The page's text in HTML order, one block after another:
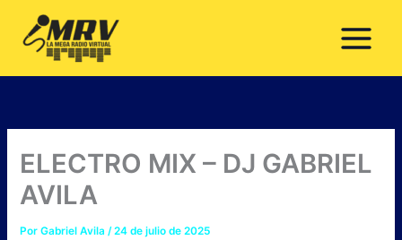
contenido
ELECTRO MIX – DJ GABRIEL
AVILA
PorGabriel Avila/24 de julio de 2025